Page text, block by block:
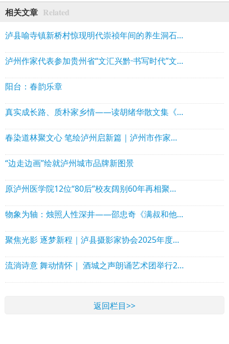
相关文章 Related
泸县喻寺镇新桥村惊现明代崇祯年间的养生洞石刻
泸州作家代表参加贵州省“文汇兴黔·书写时代”文学名家采风行活动
阳台：春韵乐章
真实成长路、质朴家乡情——读胡绪华散文集《走出小水河》
春染道林聚文心 笔绘泸州启新篇｜泸州市作家协会理事会走进泸县石桥镇道林沟 祥音奖2万元花落陈言熔
“边走边画”绘就泸州城市品牌新图景
原泸州医学院12位“80后”校友阔别60年再相聚！赠送“西南核医赋”！
物象为轴：烛照人性深井——邵忠奇《满叔和他的矿山》出版
聚焦光影 逐梦新程｜泸县摄影家协会2025年度年会圆满举行
流淌诗意 舞动情怀｜ 酒城之声朗诵艺术团举行2025年年会暨文艺演出活动
返回栏目>>